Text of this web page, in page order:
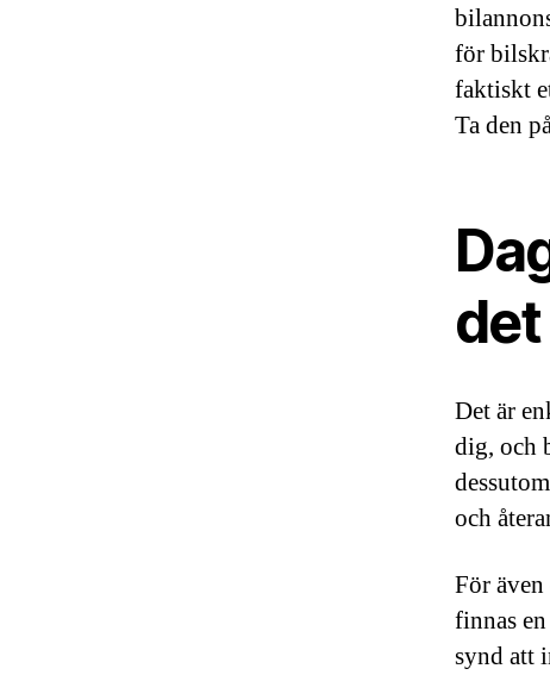
för
faktiskt
Ta den
Det är
dig, och
och
För
finnas
synd att